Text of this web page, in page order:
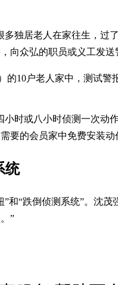
独居老人在家往生，
向众弘的职员或义工发
的10户老人家中，测试警
时或八小时侦测一次
要的会员家中免费安装
统
和“跌倒侦测系统”。沈
”